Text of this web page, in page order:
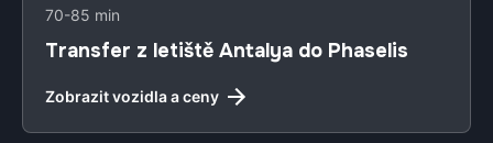
70-85 min
Transfer z letiště Antalya do Phaselis
Zobrazit vozidla a ceny